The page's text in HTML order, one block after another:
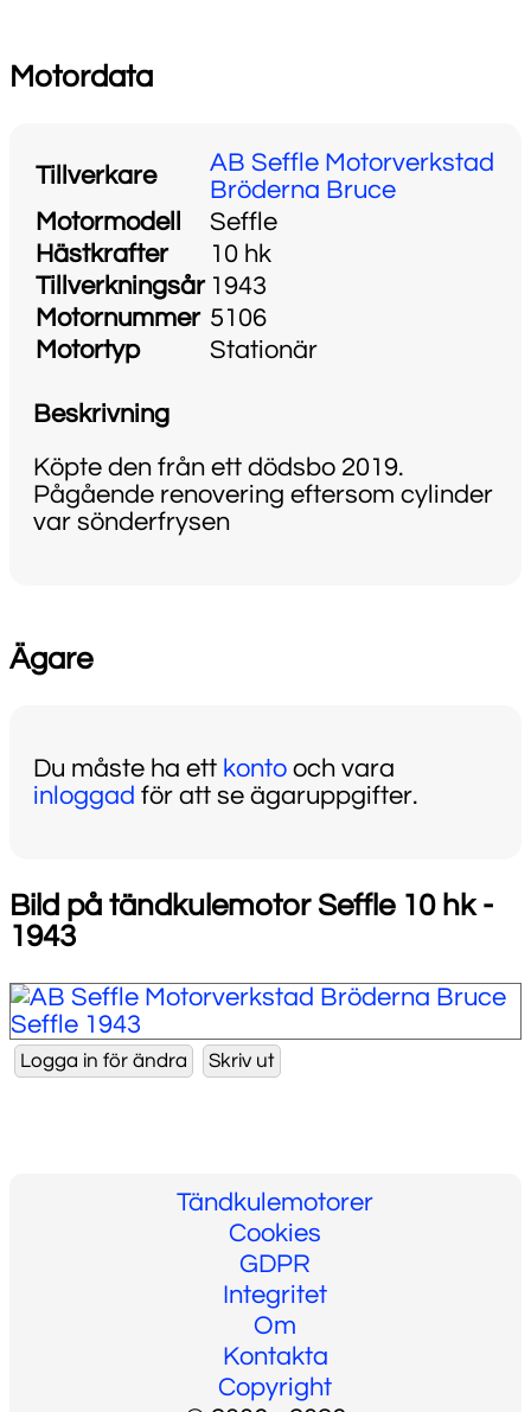
Motordata
Tillverkare
AB Seffle Motorverkstad
Bröderna Bruce
Motormodell
Seffle
Hästkrafter
10 hk
Tillverkningsår 1943
Motornummer 5106
Motortyp
Stationär
Beskrivning
Köpte den från ett dödsbo 2019.
Pågående renovering eftersom cylinder
var sönderfrysen
Ägare
Du måste ha ett konto och vara
inloggad för att se ägaruppgifter.
Bild på tändkulemotor Seffle 10 hk -
1943
Tändkulemotorer
Cookies
GDPR
Integritet
Om
Kontakta
Copyright